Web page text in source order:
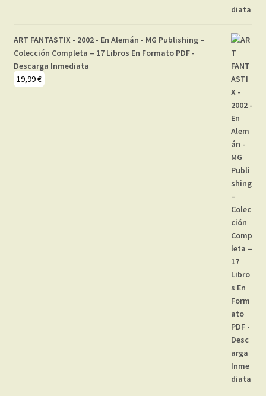
ART FANTASTIX - 2002 - En Alemán - MG Publishing –
Colección Completa – 17 Libros En Formato PDF -
Descarga Inmediata
19,99€